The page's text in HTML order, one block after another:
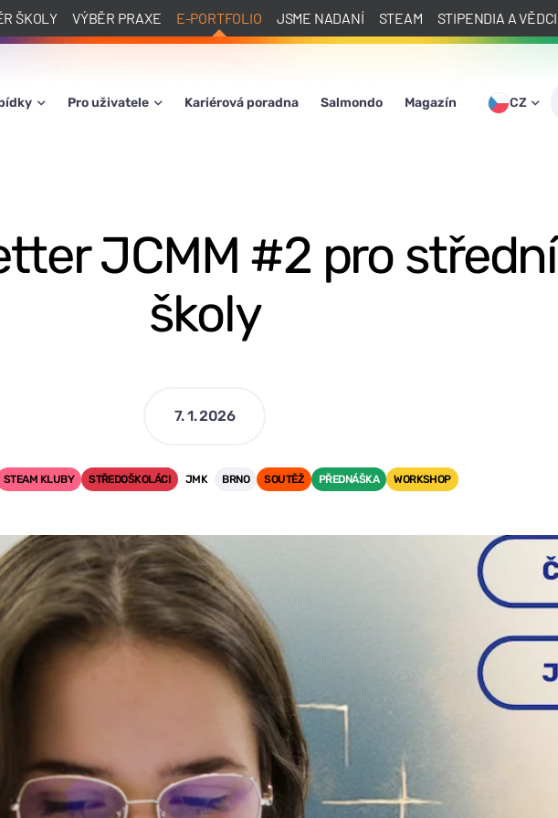
ŠKOLY VÝBĚR PRAXE E-PORTFOLIO JSME NADANÍ STEAM STIPENDIA A VĚDCI
Pro uživatele Kariérová poradna Salmondo Magazín CZ
JCMM #2 pro střední
školy
7. 1. 2026
STEAM KLUBY STŘEDOŠKOLÁCI JMK BRNO SOUTĚŽ PŘEDNÁŠKA WORKSHOP